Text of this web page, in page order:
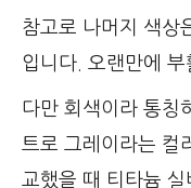
참고로 나머지 색상
입니다. 오랜만에 부
다만 회색이라 통칭
트로 그레이라는 컬
교했을 때 티타늄